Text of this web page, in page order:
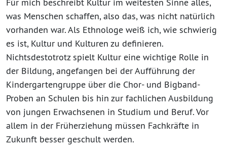
was Menschen schaffen, also das, was nicht natürlich
vorhanden war. Als Ethnologe weiß ich, wie schwierig
es ist, Kultur und Kulturen zu definieren.
Nichtsdestotrotz spielt Kultur eine wichtige Rolle in
der Bildung, angefangen bei der Aufführung der
Kindergartengruppe über die Chor- und Bigband-
Proben an Schulen bis hin zur fachlichen Ausbildung
von jungen Erwachsenen in Studium und Beruf. Vor
allem in der Früherziehung müssen Fachkräfte in
Zukunft besser geschult werden.